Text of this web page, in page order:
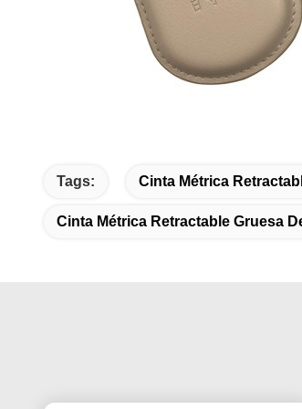
Tags: Cinta Métrica
Cinta Métrica Retractable Gruesa